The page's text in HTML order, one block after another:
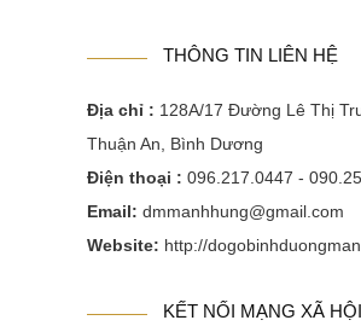
THÔNG TIN LIÊN HỆ
Địa chỉ : 128A/17 Đường Lê Thị
Thuận An, Bình Dương
Điện thoại : 096.217.0447 -
Email: dmmanhhung@gmail.com
Website: http://
KẾT NỐI MẠNG XÃ HỘI